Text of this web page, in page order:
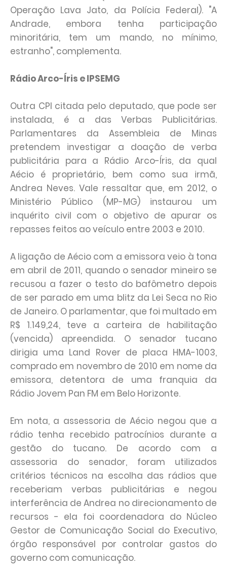
Operação Lava Jato, da Polícia Federal). "A
Andrade, embora tenha participação
minoritária, tem um mando, no mínimo,
estranho", complementa.
Rádio Arco-Íris e IPSEMG
Outra CPI citada pelo deputado, que pode ser
instalada, é a das Verbas Publicitárias.
Parlamentares da Assembleia de Minas
pretendem investigar a doação de verba
publicitária para a Rádio Arco-Íris, da qual
Aécio é proprietário, bem como sua irmã,
Andrea Neves. Vale ressaltar que, em 2012, o
Ministério Público (MP-MG) instaurou um
inquérito civil com o objetivo de apurar os
repasses feitos ao veículo entre 2003 e 2010.
A ligação de Aécio com a emissora veio à tona
em abril de 2011, quando o senador mineiro se
recusou a fazer o testo do bafômetro depois
de ser parado em uma blitz da Lei Seca no Rio
de Janeiro. O parlamentar, que foi multado em
R$ 1.149,24, teve a carteira de habilitação
(vencida) apreendida. O senador tucano
dirigia uma Land Rover de placa HMA-1003,
comprado em novembro de 2010 em nome da
emissora, detentora de uma franquia da
Rádio Jovem Pan FM em Belo Horizonte.
Em nota, a assessoria de Aécio negou que a
rádio tenha recebido patrocínios durante a
gestão do tucano. De acordo com a
assessoria do senador, foram utilizados
critérios técnicos na escolha das rádios que
receberiam verbas publicitárias e negou
interferência de Andrea no direcionamento de
recursos - ela foi coordenadora do Núcleo
Gestor de Comunicação Social do Executivo,
órgão responsável por controlar gastos do
governo com comunicação.